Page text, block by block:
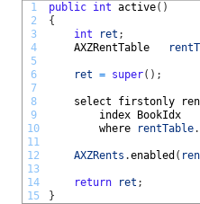
1
2
3
4
5
6
7
8
9
10
11
12
13
14
15
public int active( )
{
int
ret ;
AXZRentTable
ret = super( ) ;
select firstonly
index
BookIdx
where
rentTable.
AXZRents .enabled (
return ret ;
}